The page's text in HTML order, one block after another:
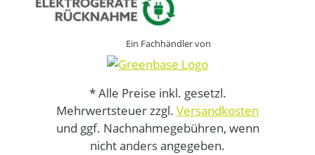
Ein Fachhändler von
* Alle Preise inkl. gesetzl.
Mehrwertsteuer zzgl. Versandkosten
und ggf. Nachnahmegebühren, wenn
nicht anders angegeben.